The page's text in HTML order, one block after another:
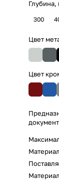
Глубина,
300
Цвет
Цвет
Материал